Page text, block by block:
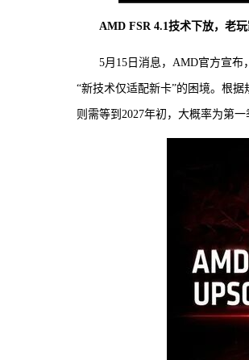
AMD FSR 4.1技术下放，老玩
5月15日消息，AMD官方宣布
“新技术仅适配新卡”的困境。根据
则需等到2027年初，大概率为第一